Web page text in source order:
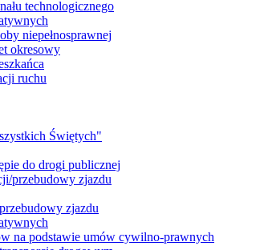
technologicznego
niepełnosprawnej
okresowy
ruchu
Świętych"
do drogi publicznej
przebudowy zjazdu
zjazdu
na podstawie umów cywilno-prawnych